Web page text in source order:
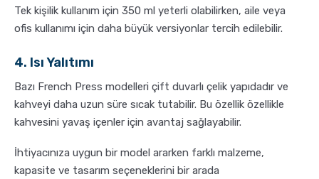
Tek kişilik kullanım için 350 ml yeterli olabilirken, aile veya
ofis kullanımı için daha büyük versiyonlar tercih edilebilir.
4. Isı Yalıtımı
Bazı French Press modelleri çift duvarlı çelik yapıdadır ve
kahveyi daha uzun süre sıcak tutabilir. Bu özellik özellikle
kahvesini yavaş içenler için avantaj sağlayabilir.
İhtiyacınıza uygun bir model ararken farklı malzeme,
kapasite ve tasarım seçeneklerini bir arada